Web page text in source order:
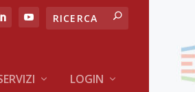
LOGIN